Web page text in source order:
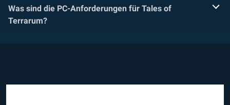
Was sind die PC-Anforderungen für Tales of
Terrarum?